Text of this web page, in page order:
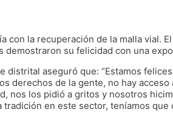
con la recuperación de la malla vial.
su felicidad con una
distrital aseguró que: “Estamos
derechos de la gente, no hay
nos los pidió a gritos y nosotros
en este sector, teníamos